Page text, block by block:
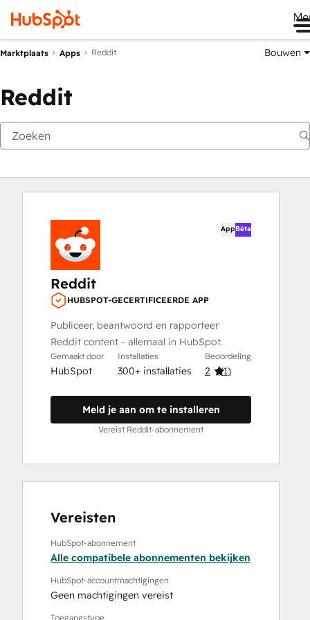
Marktplaats Apps Reddit Bouwen
Reddit
AppBèta
Reddit
HUBSPOT-GECERTIFICEERDE APP
Publiceer, beantwoord en rapporteer
Reddit content - allemaal in HubSpot.
Gemaakt door
HubSpot
Installaties
300+ installaties
Beoordeling
2 (1)
Meld je aan om te installeren
Vereist Reddit-abonnement
Vereisten
HubSpot-abonnement
Alle compatibele abonnementen bekijken
HubSpot-accountmachtigingen
Geen machtigingen vereist
Toegangstype